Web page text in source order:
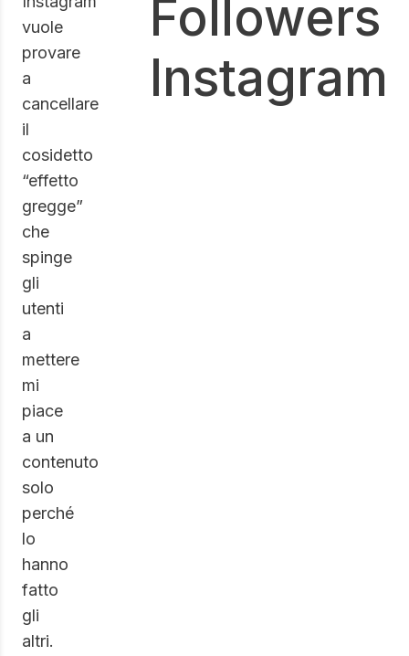
vuole
provare
a
cancellare
il
cosidetto
“effetto
gregge”
che
spinge
gli
utenti
a
mettere
mi
piace
a un
contenuto
solo
perché
lo
hanno
fatto
gli
altri.